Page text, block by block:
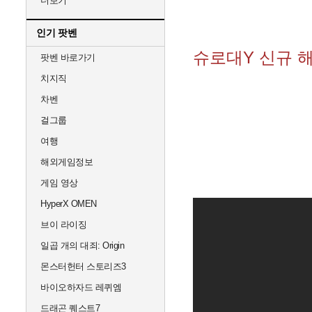
인기 팟벤
팟벤 바로가기
치지직
차벤
걸그룹
여행
해외게임정보
게임 영상
HyperX OMEN
브이 라이징
일곱 개의 대죄: Origin
몬스터헌터 스토리즈3
바이오하자드 레퀴엠
드래곤 퀘스트7
슈로대Y 신규